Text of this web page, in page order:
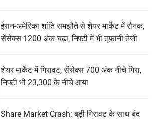
ईरान-अमेरिका शांति समझौते से शेयर मार्केट में रौनक,
सेंसेक्स 1200 अंक चढ़ा, निफ्टी में भी तूफानी तेजी
शेयर मार्केट में गिरावट, सेंसेक्‍स 700 अंक नीचे गिरा,
निफ्टी भी 23,300 के नीचे आया
Share Market Crash: बड़ी गिरावट के साथ बंद